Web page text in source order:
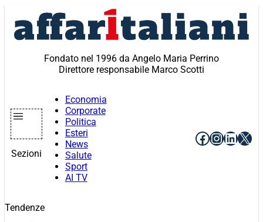
contenuto
Fondato nel 1996 da Angelo Maria Perrino
Direttore responsabile Marco Scotti
Sezioni
Economia
Corporate
Politica
Esteri
News
Salute
Sport
AI TV
Facebook
X
Tendenze